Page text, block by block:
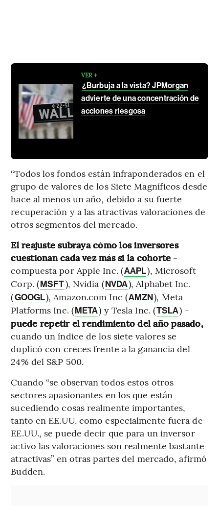
VER +
¿Burbuja a la vista? JPMorgan
advierte de una concentración de
acciones riesgosa
“Todos los fondos están infraponderados en el
grupo de valores de los Siete Magníficos desde
hace al menos un año, debido a su fuerte
recuperación y a las atractivas valoraciones de
otros segmentos del mercado.
El reajuste subraya cómo los inversores
cuestionan cada vez más si la cohorte -
compuesta por Apple Inc. (AAPL), Microsoft
Corp. (MSFT), Nvidia (NVDA), Alphabet Inc.
(GOOGL), Amazon.com Inc (AMZN), Meta
Platforms Inc. (META) y Tesla Inc. (TSLA) -
puede repetir el rendimiento del año pasado,
cuando un índice de los siete valores se
duplicó con creces frente a la ganancia del
24% del S&P 500.
Cuando “se observan todos estos otros
sectores apasionantes en los que están
sucediendo cosas realmente importantes,
tanto en EE.UU. como especialmente fuera de
EE.UU., se puede decir que para un inversor
activo las valoraciones son realmente bastante
atractivas” en otras partes del mercado, afirmó
Budden.